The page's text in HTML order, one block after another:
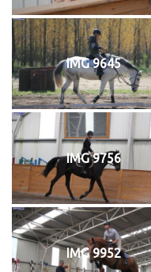
IMG 9645
IMG 9756
IMG 9952